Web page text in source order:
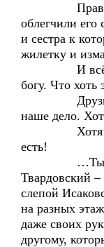
Правда,
облегчили его
и сестра к
жилетку и
И всё!
богу. Что хоть
Друзья,
наше дело.
Хотя и
есть!
…Ты
Твардовский
слепой
на разных
даже своих
другому,